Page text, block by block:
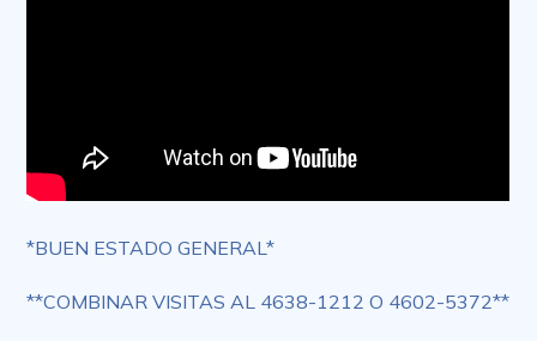
*BUEN ESTADO GENERAL*
**COMBINAR VISITAS AL 4638-1212 O 4602-5372**